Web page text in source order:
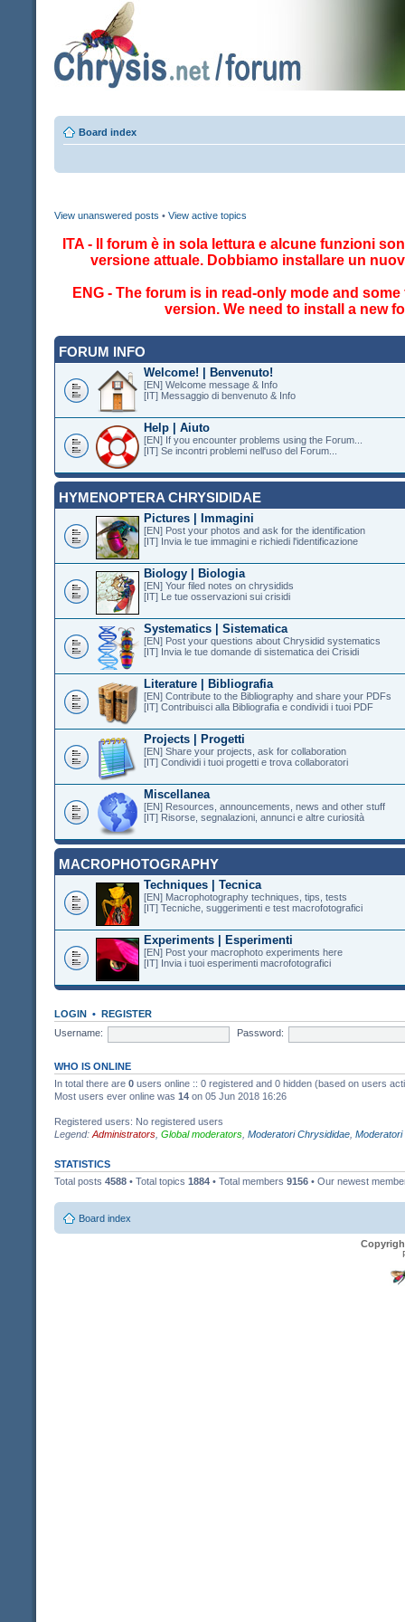
Board index
View unanswered posts • View active topics
ITA - Il forum è in sola lettura e alcune funzioni
versione attuale. Dobbiamo installare un
ENG - The forum is in read-only mode and
version. We need to install a new
FORUM INFO
Welcome! | Benvenuto!
[EN] Welcome message & Info
[IT] Messaggio di benvenuto & Info
Help | Aiuto
[EN] If you encounter problems using the Forum...
[IT] Se incontri problemi nell'uso del Forum...
HYMENOPTERA CHRYSIDIDAE
Pictures | Immagini
[EN] Post your photos and ask for the identification
[IT] Invia le tue immagini e richiedi l'identificazione
Biology | Biologia
[EN] Your filed notes on chrysidids
[IT] Le tue osservazioni sui crisidi
Systematics | Sistematica
[EN] Post your questions about Chrysidid systematics
[IT] Invia le tue domande di sistematica dei Crisidi
Literature | Bibliografia
[EN] Contribute to the Bibliography and share your PDFs
[IT] Contribuisci alla Bibliografia e condividi i tuoi PDF
Projects | Progetti
[EN] Share your projects, ask for collaboration
[IT] Condividi i tuoi progetti e trova collaboratori
Miscellanea
[EN] Resources, announcements, news and other stuff
[IT] Risorse, segnalazioni, annunci e altre curiosità
MACROPHOTOGRAPHY
Techniques | Tecnica
[EN] Macrophotography techniques, tips, tests
[IT] Tecniche, suggerimenti e test macrofotografici
Experiments | Esperimenti
[EN] Post your macrophoto experiments here
[IT] Invia i tuoi esperimenti macrofotografici
LOGIN • REGISTER
Username:
Password:
WHO IS ONLINE
In total there are 0 users online :: 0 registered and 0 hidden (based on users
Most users ever online was 14 on 05 Jun 2018 16:26
Registered users: No registered users
Legend: Administrators Global moderators Moderatori Chrysididae
STATISTICS
Total posts 4588 • Total topics 1884 • Total members 9156 • Our newest
Board index